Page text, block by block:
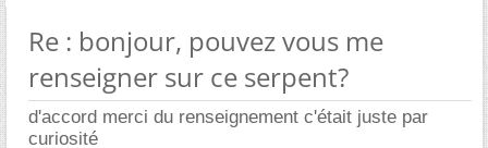
Re : bonjour, pouvez vous me
renseigner sur ce serpent?
d'accord merci du renseignement c'était juste par
curiosité